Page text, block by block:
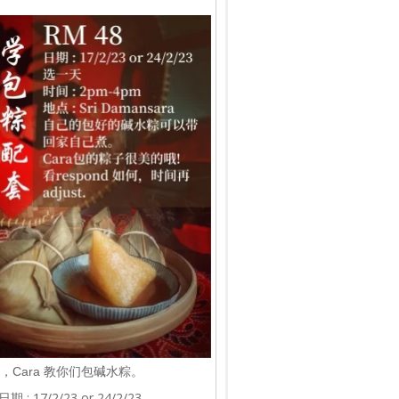
Cara 教你们包碱水粽。